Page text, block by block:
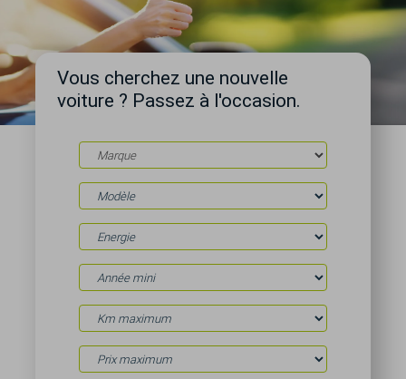
Vous cherchez une nouvelle
voiture ? Passez à l'occasion.